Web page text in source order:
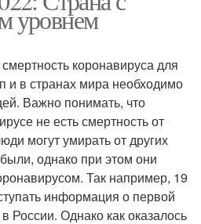
уровнем
коронавируса для
и в странах мира необходимо
Важно понимать, что
не есть смертность от
могут умирать от других
однако при этом они
Так например, 19
информация о первой
России. Однако как оказалось